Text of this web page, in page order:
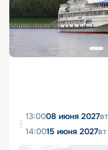
13:0008 июня 2027вт
14:0015 июня 2027вт